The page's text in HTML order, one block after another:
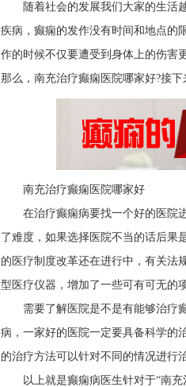
随着社会的发展我们大家的生活
疾病，癫痫的发作没有时间和地点的
作的时候不仅要遭受到身体上的伤害
那么，南充治疗癫痫医院哪家好?接下
南充治疗癫痫医院哪家好
在治疗癫痫病要找一个好的医院
了难度，如果选择医院不当的话后果
的医疗制度改革还在进行中，有关法
型医疗仪器，增加了一些可有可无的
需要了解医院是不是有能够治疗
病，一家好的医院一定要具备科学的
的治疗方法可以针对不同的情况进行
以上就是癫痫病医生针对于“南